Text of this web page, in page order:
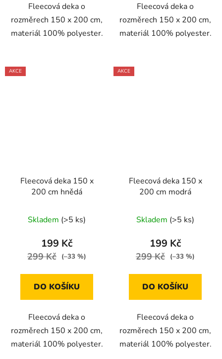
Fleecová deka o
rozměrech 150 x 200 cm,
materiál 100% polyester.
Fleecová deka o
rozměrech 150 x 200 cm,
materiál 100% polyester.
AKCE
Fleecová deka 150 x
200 cm hnědá
Skladem (>5 ks)
199 Kč
299 Kč (–33 %)
DO KOŠÍKU
Fleecová deka o
rozměrech 150 x 200 cm,
materiál 100% polyester.
AKCE
Fleecová deka 150 x
200 cm modrá
Skladem (>5 ks)
199 Kč
299 Kč (–33 %)
DO KOŠÍKU
Fleecová deka o
rozměrech 150 x 200 cm,
materiál 100% polyester.